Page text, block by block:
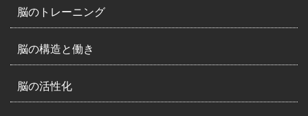
脳のトレーニング
脳の構造と働き
脳の活性化